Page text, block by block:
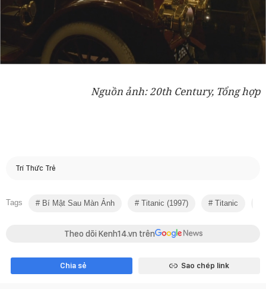
Nguồn ảnh: 20th Century, Tổng hợp
Trí Thức Trẻ
Tags Bí Mật Sau Màn Ảnh Titanic (1997) Titanic
Theo dõi Kenh14.vn trên
Chia sẻ Sao chép link